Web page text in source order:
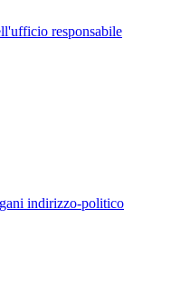
responsabile
indirizzo-politico